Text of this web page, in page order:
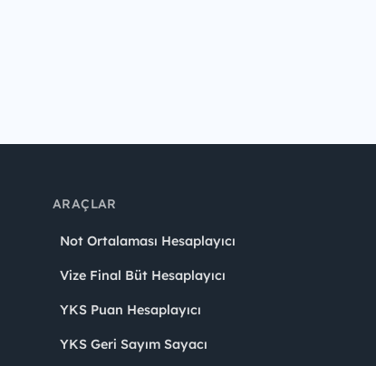
ARAÇLAR
Not Ortalaması Hesaplayıcı
Vize Final Büt Hesaplayıcı
YKS Puan Hesaplayıcı
YKS Geri Sayım Sayacı